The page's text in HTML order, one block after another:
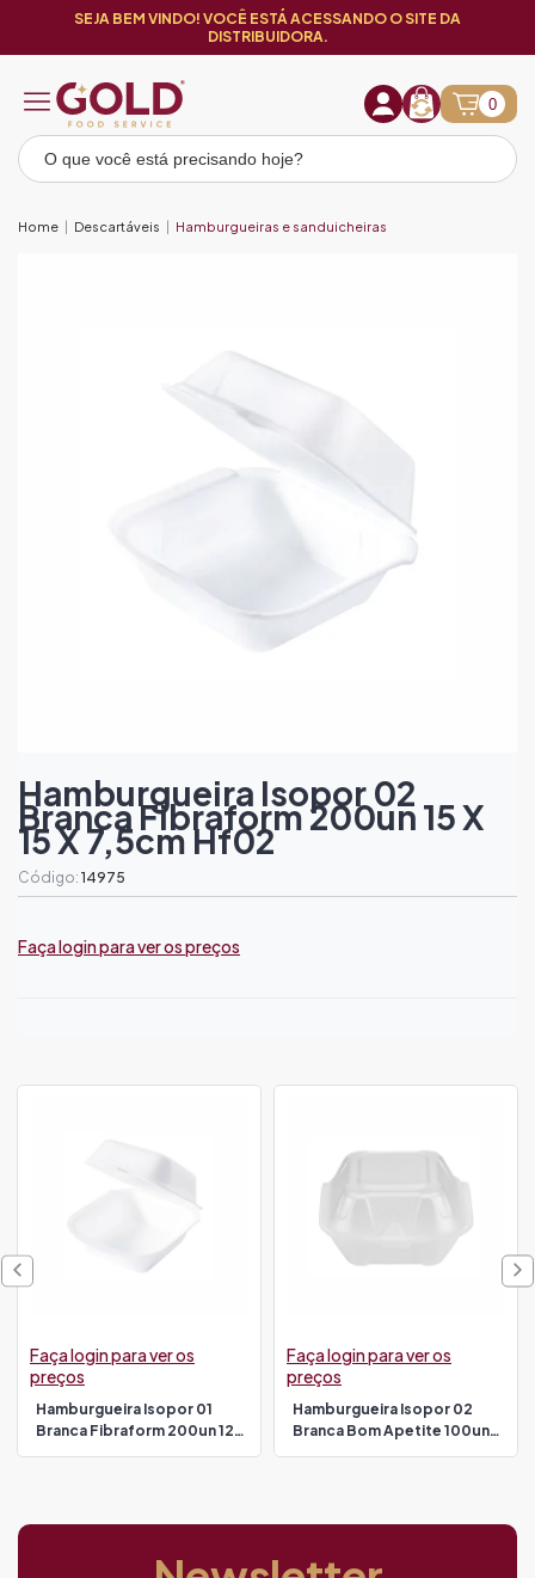
SEJA BEM VINDO! VOCÊ ESTÁ ACESSANDO O SITE DA
DISTRIBUIDORA.
0
Home Descartáveis Hamburgueiras e sanduicheiras
Hamburgueira Isopor 02
Branca Fibraform 200un 15 X
15 X 7,5cm Hf02
Código: 14975
Faça login para ver os preços
Hamburgueira Isopor 01
Branca Fibraform 200un 12,5
Faça login para ver os
preços
Hamburgueira Isopor 02
Branca Bom Apetite 100un
Faça login para ver os
preços